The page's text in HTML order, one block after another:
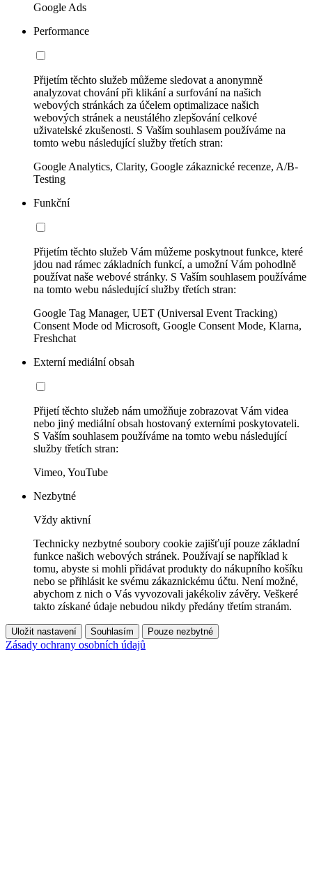
Google Ads
Performance
Přijetím těchto služeb můžeme sledovat a anonymně
analyzovat chování při klikání a surfování na našich
webových stránkách za účelem optimalizace našich
webových stránek a neustálého zlepšování celkové
uživatelské zkušenosti. S Vaším souhlasem používáme na
tomto webu následující služby třetích stran:
Google Analytics, Clarity, Google zákaznické recenze, A/B-
Testing
Funkční
Přijetím těchto služeb Vám můžeme poskytnout funkce, které
jdou nad rámec základních funkcí, a umožní Vám pohodlně
používat naše webové stránky. S Vaším souhlasem používáme
na tomto webu následující služby třetích stran:
Google Tag Manager, UET (Universal Event Tracking)
Consent Mode od Microsoft, Google Consent Mode, Klarna,
Freshchat
Externí mediální obsah
Přijetí těchto služeb nám umožňuje zobrazovat Vám videa
nebo jiný mediální obsah hostovaný externími poskytovateli.
S Vaším souhlasem používáme na tomto webu následující
služby třetích stran:
Vimeo, YouTube
Nezbytné
Vždy aktivní
Technicky nezbytné soubory cookie zajišťují pouze základní
funkce našich webových stránek. Používají se například k
tomu, abyste si mohli přidávat produkty do nákupního košíku
nebo se přihlásit ke svému zákaznickému účtu. Není možné,
abychom z nich o Vás vyvozovali jakékoliv závěry. Veškeré
takto získané údaje nebudou nikdy předány třetím stranám.
Uložit nastavení Souhlasím Pouze nezbytné
Zásady ochrany osobních údajů